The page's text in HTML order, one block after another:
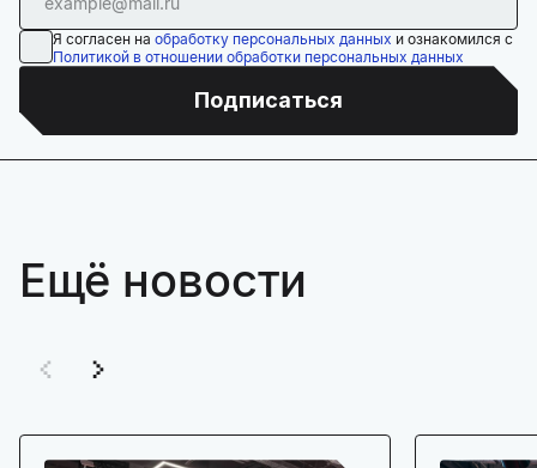
Я согласен на обработку персональных данных и ознакомился с
Политикой в отношении обработки персональных данных
Подписаться
Ещё новости